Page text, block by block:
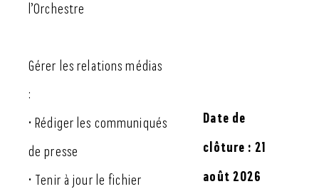
l’Orchestre
Gérer les relations médias
:
• Rédiger les communiqués
de presse
• Tenir à jour le fichier
Date de
clôture : 21
août 2026